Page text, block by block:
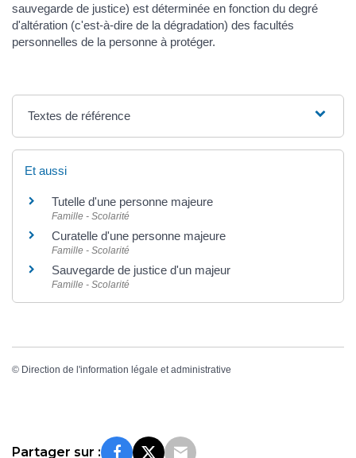
sauvegarde de justice) est déterminée en fonction du degré
d'altération (c'est-à-dire de la dégradation) des facultés
personnelles de la personne à protéger.
Textes de référence
Et aussi
Tutelle d'une personne majeure
Famille - Scolarité
Curatelle d'une personne majeure
Famille - Scolarité
Sauvegarde de justice d'un majeur
Famille - Scolarité
© Direction de l'information légale et administrative
Partager sur :